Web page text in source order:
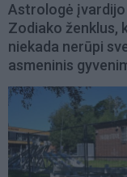
Astrologė įvardijo
Zodiako ženklus,
niekada nerūpi
asmeninis